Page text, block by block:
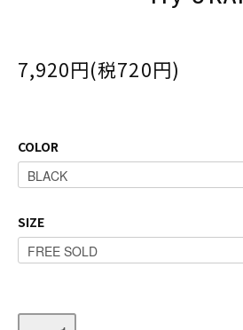
7,920円(税720円)
COLOR
SIZE